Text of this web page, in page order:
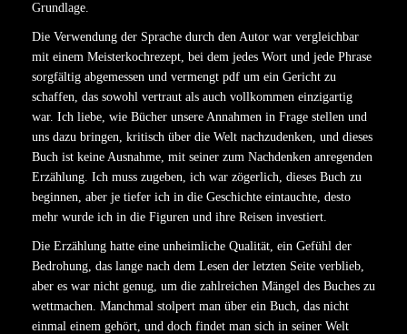
Grundlage.
Die Verwendung der Sprache durch den Autor war vergleichbar
mit einem Meisterkochrezept, bei dem jedes Wort und jede Phrase
sorgfältig abgemessen und vermengt pdf um ein Gericht zu
schaffen, das sowohl vertraut als auch vollkommen einzigartig
war. Ich liebe, wie Bücher unsere Annahmen in Frage stellen und
uns dazu bringen, kritisch über die Welt nachzudenken, und dieses
Buch ist keine Ausnahme, mit seiner zum Nachdenken anregenden
Erzählung. Ich muss zugeben, ich war zögerlich, dieses Buch zu
beginnen, aber je tiefer ich in die Geschichte eintauchte, desto
mehr wurde ich in die Figuren und ihre Reisen investiert.
Die Erzählung hatte eine unheimliche Qualität, ein Gefühl der
Bedrohung, das lange nach dem Lesen der letzten Seite verblieb,
aber es war nicht genug, um die zahlreichen Mängel des Buches zu
wettmachen. Manchmal stolpert man über ein Buch, das nicht
einmal einem gehört, und doch findet man sich in seiner Welt